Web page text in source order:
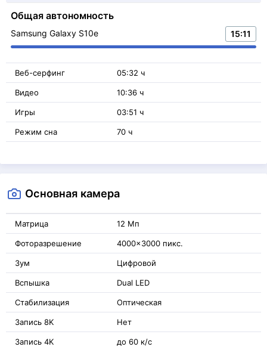
Общая автономность
Samsung Galaxy S10e 15:11
Веб-серфинг 05:32 ч
Видео 10:36 ч
Игры 03:51 ч
Режим сна 70 ч
Основная камера
Матрица 12 Мп
Фоторазрешение 4000x3000 пикс.
Зум Цифровой
Вспышка Dual LED
Стабилизация Оптическая
Запись 8K Нет
Запись 4K до 60 к/с